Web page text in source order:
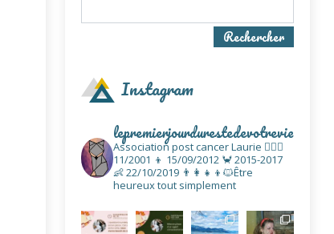
Rechercher
Instagram
lepremierjourdurestedevotrevie
Association post cancerLaurie 👩‍❤️‍👨
11/2001 👦 15/09/2012🦀 2015-2017
👶 22/10/2019👨‍👩‍👧‍👦🐱Être
heureux tout simplement